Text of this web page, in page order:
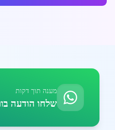
מענה תוך דקות
שלחו הודעה